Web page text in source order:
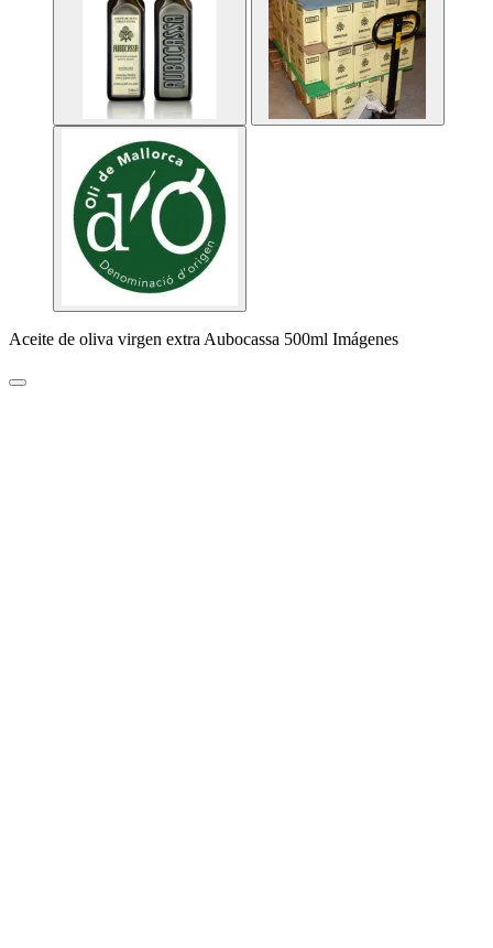
Aceite de oliva virgen extra Aubocassa 500ml Imágenes